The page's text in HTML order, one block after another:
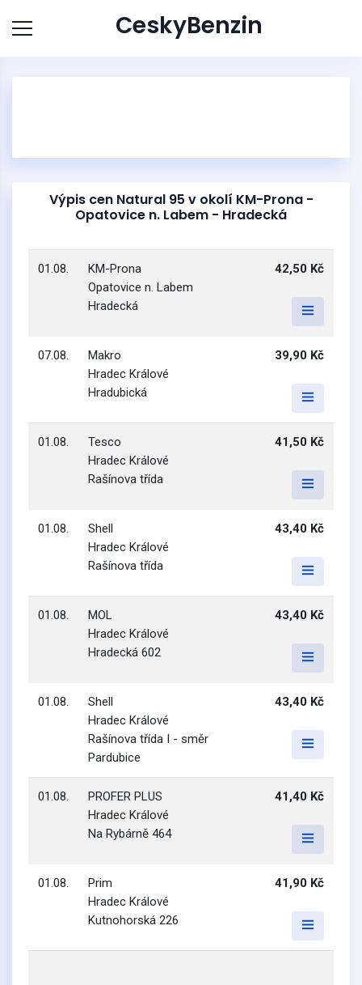
CeskyBenzin
Výpis cen Natural 95 v okolí KM-Prona -
Opatovice n. Labem - Hradecká
01.08.
KM-Prona
Opatovice n. Labem
Hradecká
42,50 Kč
07.08.
Makro
Hradec Králové
Hradubická
39,90 Kč
01.08.
Tesco
Hradec Králové
Rašínova třída
41,50 Kč
01.08.
Shell
Hradec Králové
Rašínova třída
43,40 Kč
01.08.
MOL
Hradec Králové
Hradecká 602
43,40 Kč
01.08.
Shell
Hradec Králové
Rašínova třída I - směr
Pardubice
43,40 Kč
01.08.
PROFER PLUS
Hradec Králové
Na Rybárně 464
41,40 Kč
01.08.
Prim
Hradec Králové
Kutnohorská 226
41,90 Kč